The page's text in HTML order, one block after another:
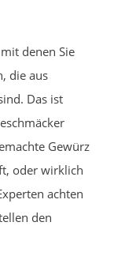
denen Sie
die aus
Das ist
Gewürz
oder wirklich
achten
den